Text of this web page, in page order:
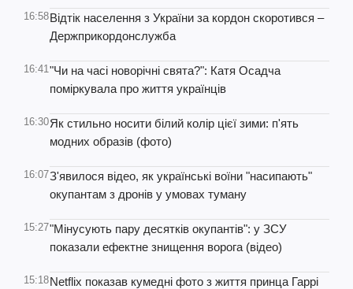
16:58Відтік населення з України за кордон скоротився –
Держприкордонслужба
16:41"Чи на часі новорічні свята?": Катя Осадча
поміркувала про життя українців
16:30Як стильно носити білий колір цієї зими: п'ять
модних образів (фото)
16:07З'явилося відео, як українські воїни "насипають"
окупантам з дронів у умовах туману
15:27"Мінусують пару десятків окупантів": у ЗСУ
показали ефектне знищення ворога (відео)
15:18Netflix показав кумедні фото з життя принца Гаррі